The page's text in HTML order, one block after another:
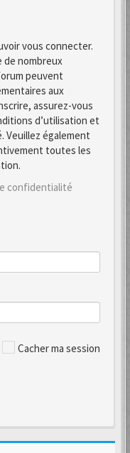
vous connecter.
de nombreux
peuvent
aux
assurez-vous
d’utilisation et
également
toutes les
confidentialité
Cacher ma session